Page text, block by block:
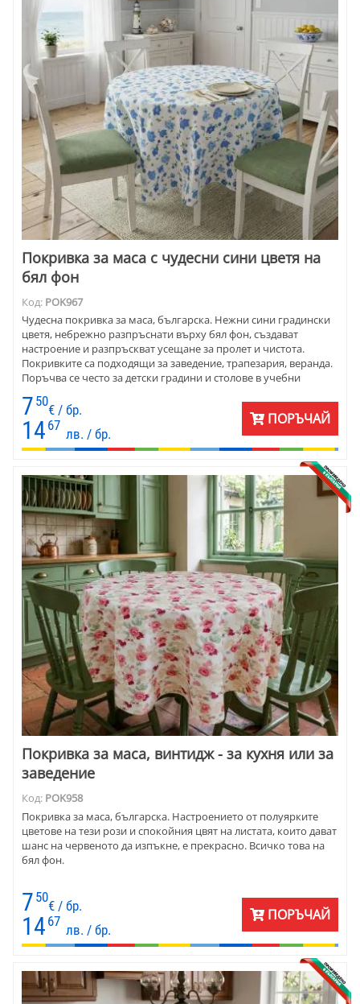
Покривка за маса с чудесни сини цветя на
бял фон
Код: POK967
Чудесна покривка за маса, българска. Нежни сини градински
цветя, небрежно разпръснати върху бял фон, създават
настроение и разпръскват усещане за пролет и чистота.
Покривките са подходящи за заведение, трапезария, веранда.
Поръчва се често за детски градини и столове в учебни
7 50
€ / бр.
14 67
лв. / бр.
ПОРЪЧАЙ
Покривка за маса, винтидж - за кухня или за
заведение
Код: POK958
Покривка за маса, българска. Настроението от полуярките
цветове на тези рози и спокойния цвят на листата, които дават
шанс на червеното да изпъкне, е прекрасно. Всичко това на
бял фон.
7 50
€ / бр.
14 67
лв. / бр.
ПОРЪЧАЙ